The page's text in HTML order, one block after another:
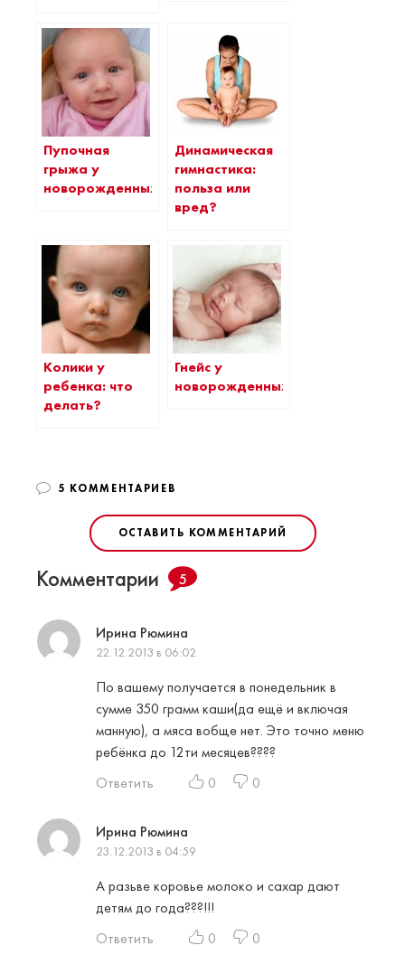
Пупочная
грыжа у
новорожденных
Динамическая
гимнастика:
польза или
вред?
Колики у
ребенка: что
делать?
Гнейс у
новорожденных
5 КОММЕНТАРИЕВ
ОСТАВИТЬ КОММЕНТАРИЙ
Комментарии 5
Ирина Рюмина
22.12.2013 в 06:02
По вашему получается в понедельник в
сумме 350 грамм каши(да ещё и включая
манную), а мяса вобще нет. Это точно меню
ребёнка до 12ти месяцев????
Ответить
0 0
Ирина Рюмина
23.12.2013 в 04:59
А разьве коровье молоко и сахар дают
детям до года???!!!
Ответить
0 0